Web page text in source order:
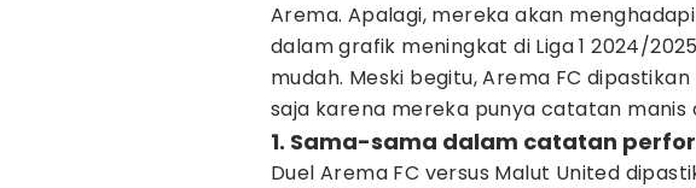
Arema. Apalagi, mereka akan menghadapi
dalam grafik meningkat di Liga 1 2024/
mudah. Meski begitu, Arema FC
saja karena mereka punya catatan manis
1. Sama-sama dalam catatan
Duel Arema FC versus Malut United